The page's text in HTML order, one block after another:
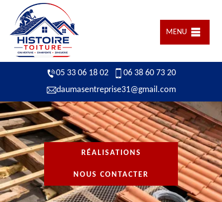
MENU
05 33 06 18 02
06 38 60 73 20
daumasentreprise31@gmail.com
RÉALISATIONS
NOUS CONTACTER